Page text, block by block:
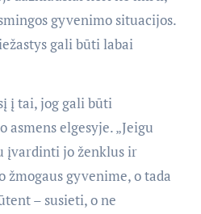
gyvenimo situacijos.
gali būti labai
į tai, jog gali būti
elgesyje. „Jeigu
įvardinti jo ženklus ir
žmogaus gyvenime, o tada
– susieti, o ne